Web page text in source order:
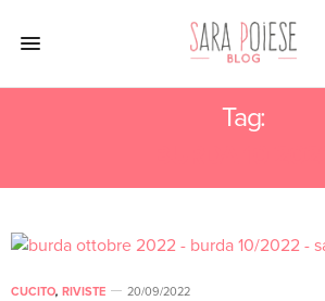
Tag:
CUCITO, RIVISTE 20/09/2022